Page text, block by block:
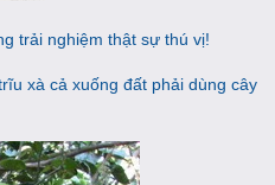
trải nghiệm thật sự thú vị!
xà cả xuống đất phải dùng cây